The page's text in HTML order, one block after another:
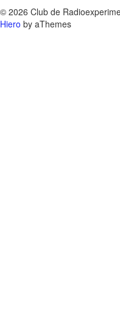
© 2026 Club de
Hiero by aThemes